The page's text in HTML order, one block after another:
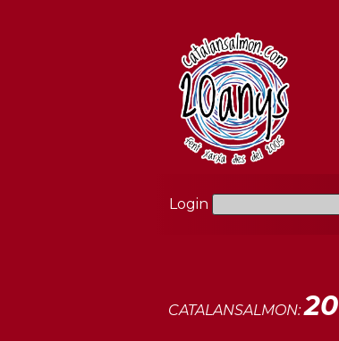
Login
CATALANSALMON:20